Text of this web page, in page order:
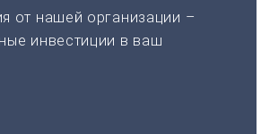
от нашей организации –
инвестиции в ваш